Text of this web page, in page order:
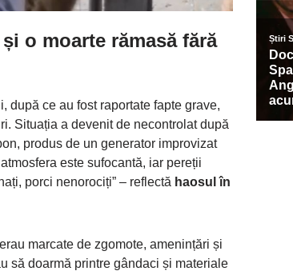
o moarte rămasă fără
după ce au fost raportate fapte grave,
Situația a devenit de necontrolat după
produs de un generator improvizat
este sufocantă, iar pereții
porci nenorociți” – reflectă haosul în
marcate de zgomote, amenințări și
să doarmă printre gândaci și materiale